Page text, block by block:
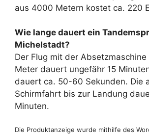
aus 4000 Metern kostet ca. 220
Wie lange dauert ein
Michelstadt?
Der Flug mit der
Meter dauert ungefähr 15
dauert ca. 50-60 Sekunden. Die
Schirmfahrt bis zur Landung
Minuten.
Die Produktanzeige wurde mithilfe des